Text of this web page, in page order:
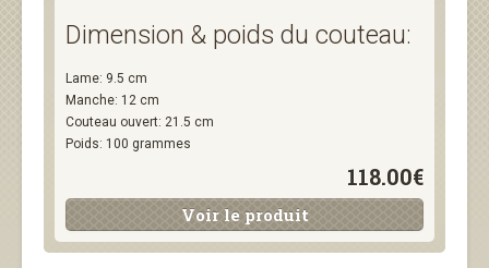
Dimension & poids du couteau:
Lame: 9.5 cm
Manche: 12 cm
Couteau ouvert: 21.5 cm
Poids: 100 grammes
118.00€
Voir le produit